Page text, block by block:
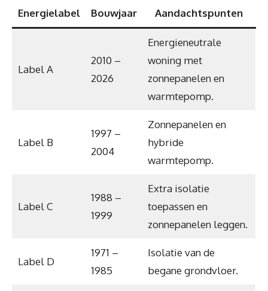
Energielabel Bouwjaar Aandachtspunten
Label A
2010 –
2026
Energieneutrale
woning met
zonnepanelen en
warmtepomp.
Label B
1997 –
2004
Zonnepanelen en
hybride
warmtepomp.
Label C
1988 –
1999
Extra isolatie
toepassen en
zonnepanelen leggen.
Label D
1971 –
1985
Isolatie van de
begane grondvloer.